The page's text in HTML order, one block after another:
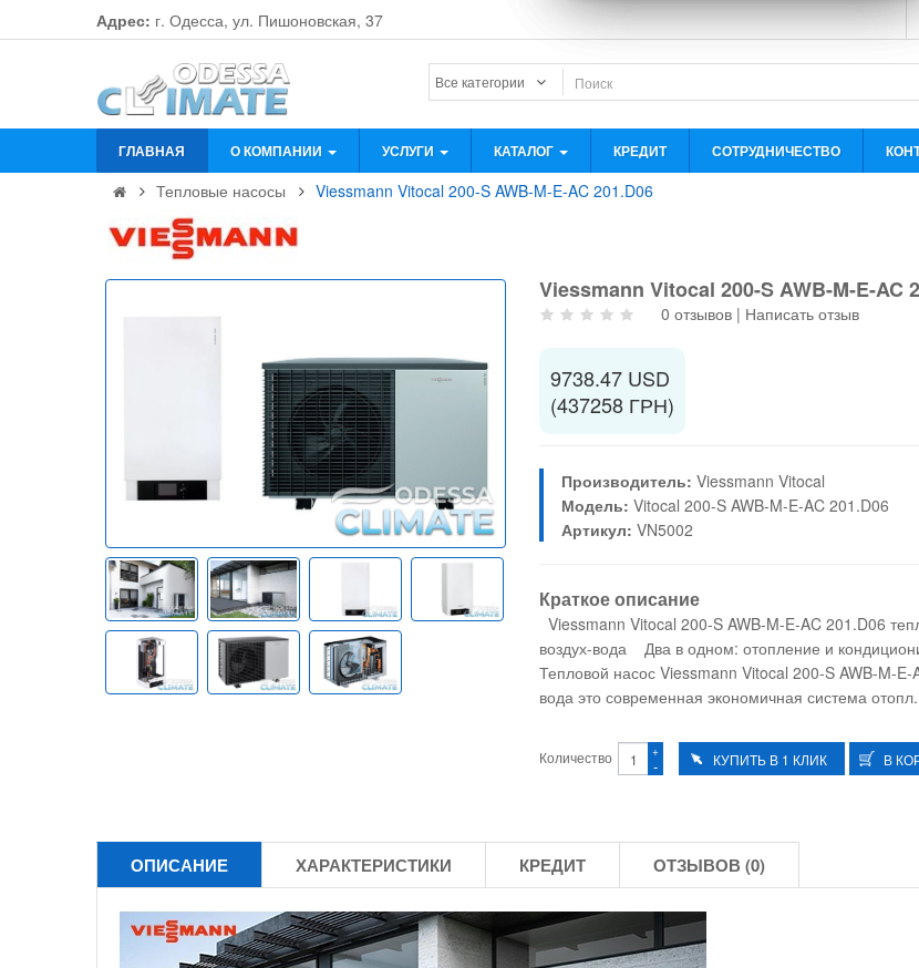
Адрес: г. Одесса, ул. Пишоновская, 37
ГЛАВНАЯ О КОМПАНИИ УСЛУГИ КАТАЛОГ КРЕДИТ СОТРУДНИЧЕСТВО
Тепловые насосы
Viessmann Vitocal 200-S AWB-M-E-AC 201.D06
Viessmann Vitocal 200-S AWB-M-E-AC
0 отзывов | Написать отзыв
9738.47 USD
(437258 ГРН)
Производитель: Viessmann Vitocal
Модель: Vitocal 200-S AWB-M-E-AC 201.D06
Артикул: VN5002
Краткое описание
Viessmann Vitocal 200-S AWB-M-E-AC 201.D06
воздух-вода Два в одном: отопление и
Тепловой насос Viessmann Vitocal 200-S AWB-M-E-
вода это современная экономичная система
Количество -
+
ОПИСАНИЕ ХАРАКТЕРИСТИКИ КРЕДИТ ОТЗЫВОВ (0)